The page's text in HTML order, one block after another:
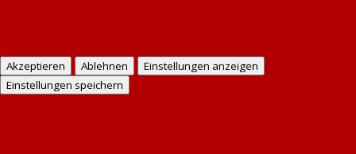
Akzeptieren Ablehnen
Einstellungen anzeigen
Einstellungen speichern